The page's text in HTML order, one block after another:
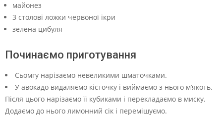
майонез
3 столові ложки червоної ікри
зелена цибуля
Починаємо приготування
Сьомгу нарізаємо невеликими шматочками.
У авокадо видаляємо кісточку і виймаємо з нього м’якоть.
Після цього нарізаємо її кубиками і перекладаємо в миску.
Додаємо до нього лимонний сік і перемішуємо.